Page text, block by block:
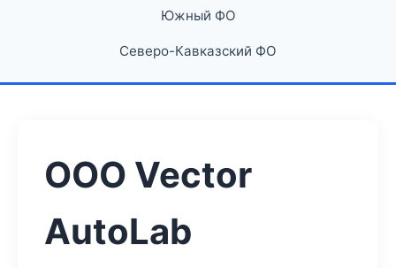
Южный ФО
Северо-Кавказский ФО
ООО Vector
AutoLab